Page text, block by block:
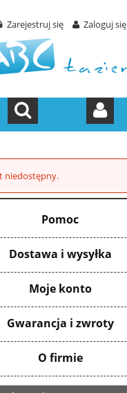
Zarejestruj się Zaloguj się
niedostępny.
Pomoc
Dostawa i wysyłka
Moje konto
Gwarancja i zwroty
O firmie